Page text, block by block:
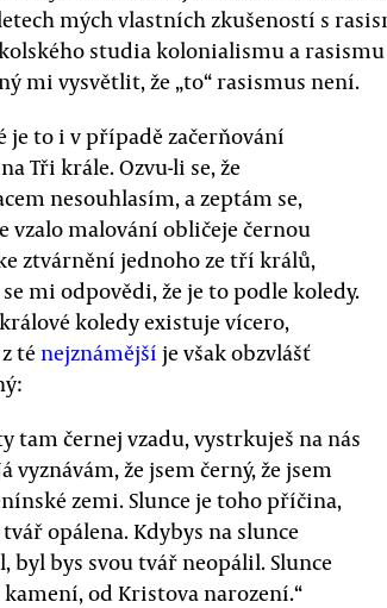
mých vlastních zkušeností s
studia kolonialismu a
mi vysvětlit, že „to“ rasismus není.
je to i v případě začerňování
Tři krále. Ozvu-li se, že
nesouhlasím, a zeptám se,
vzalo malování obličeje černou
ztvárnění jednoho ze tří králů,
mi odpovědi, že je to podle koledy.
koledy existuje vícero,
ténejznámější je však obzvlášť
tam černej vzadu, vystrkuješ na nás
vyznávám, že jsem černý, že jsem
zemi. Slunce je toho příčina,
tvář opálena. Kdybys na slunce
byl bys svou tvář neopálil. Slunce
od Kristova narození.“